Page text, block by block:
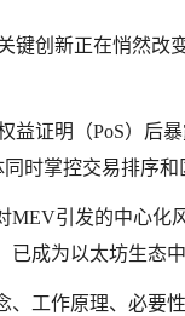
键创新正在悄然改
益证明（PoS）后
时掌控交易排序
MEV引发的中心化
已成为以太坊生态
、工作原理、必要